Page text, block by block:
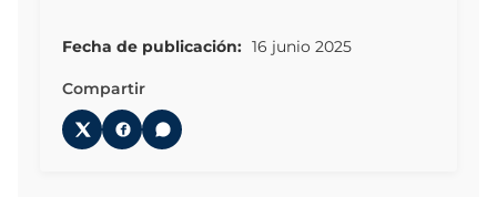
Fecha de publicación: 16 junio 2025
Compartir